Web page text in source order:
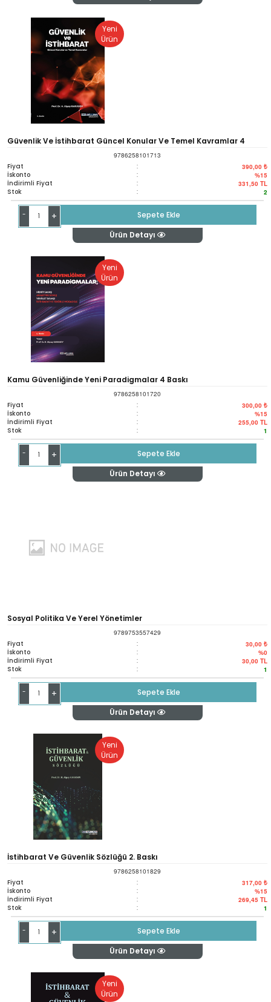
Yeni
Ürün
Güvenlik Ve İstihbarat Güncel Konular Ve Temel Kavramlar 4
Baskı
9786258101713
Fiyat : 390,00 ₺
İskonto : %15
İndirimli Fiyat : 331,50 TL
Stok : 2
- +
Sepete Ekle
Ürün Detayı
Yeni
Ürün
Kamu Güvenliğinde Yeni Paradigmalar 4 Baskı
9786258101720
Fiyat : 300,00 ₺
İskonto : %15
İndirimli Fiyat : 255,00 TL
Stok : 1
- +
Sepete Ekle
Ürün Detayı
Sosyal Politika Ve Yerel Yönetimler
9789753557429
Fiyat : 30,00 ₺
İskonto : %0
İndirimli Fiyat : 30,00 TL
Stok : 1
- +
Sepete Ekle
Ürün Detayı
Yeni
Ürün
İstihbarat Ve Güvenlik Sözlüğü 2. Baskı
9786258101829
Fiyat : 317,00 ₺
İskonto : %15
İndirimli Fiyat : 269,45 TL
Stok : 1
- +
Sepete Ekle
Ürün Detayı
Yeni
Ürün